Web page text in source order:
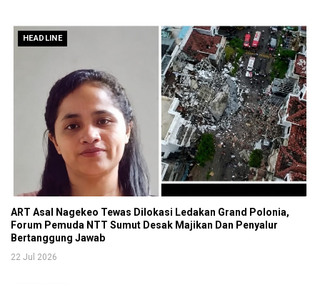
HEADLINE
ART Asal Nagekeo Tewas Dilokasi Ledakan Grand Polonia,
Forum Pemuda NTT Sumut Desak Majikan Dan Penyalur
Bertanggung Jawab
22 Jul 2026